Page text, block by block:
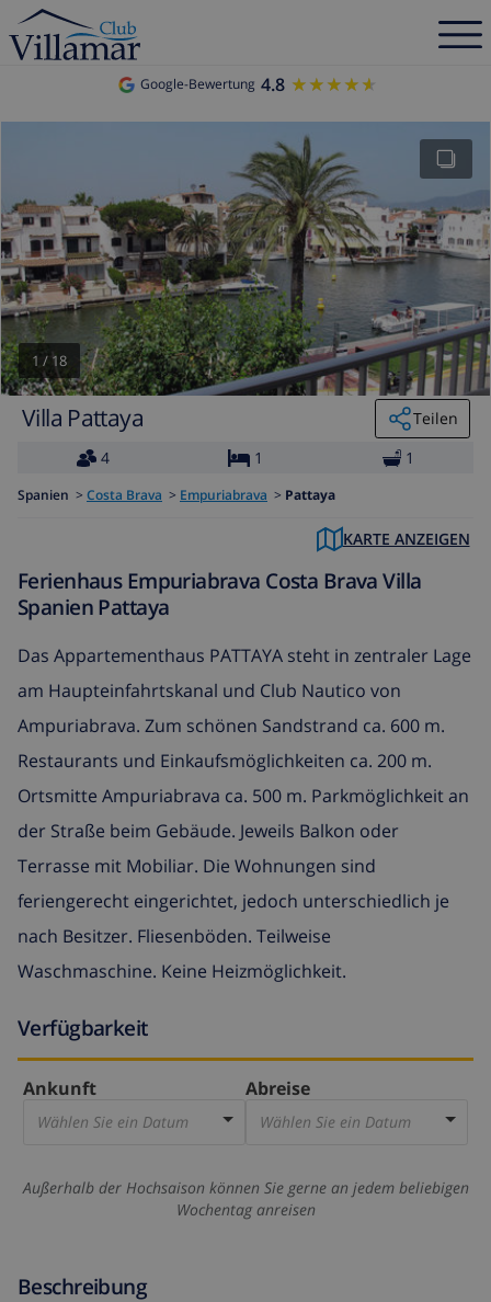
Google-Bewertung 4.8 ★★★★★
★★★★★
1 / 18
Villa Pattaya
Teilen
4
1 1
Spanien > Costa Brava > Empuriabrava > Pattaya
KARTE ANZEIGEN
Ferienhaus Empuriabrava Costa Brava Villa
Spanien Pattaya
Das Appartementhaus PATTAYA steht in zentraler Lage
am Haupteinfahrtskanal und Club Nautico von
Ampuriabrava. Zum schönen Sandstrand ca. 600 m.
Restaurants und Einkaufsmöglichkeiten ca. 200 m.
Ortsmitte Ampuriabrava ca. 500 m. Parkmöglichkeit an
der Straße beim Gebäude. Jeweils Balkon oder
Terrasse mit Mobiliar. Die Wohnungen sind
feriengerecht eingerichtet, jedoch unterschiedlich je
nach Besitzer. Fliesenböden. Teilweise
Waschmaschine. Keine Heizmöglichkeit.
Verfügbarkeit
Ankunft
Wählen Sie ein Datum
Abreise
Wählen Sie ein Datum
Außerhalb der Hochsaison können Sie gerne an jedem beliebigen
Wochentag anreisen
Beschreibung